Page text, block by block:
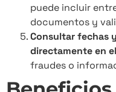
puede incluir
documentos y
Consultar fechas
directamente en
fraudes o